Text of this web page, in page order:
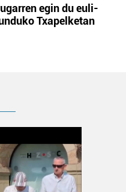
egin du euli-
Txapelketan